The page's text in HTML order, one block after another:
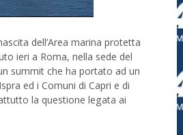
dell’Area marina protetta
ieri a Roma, nella sede del
summit che ha portato ad un
ed i Comuni di Capri e di
la questione legata ai